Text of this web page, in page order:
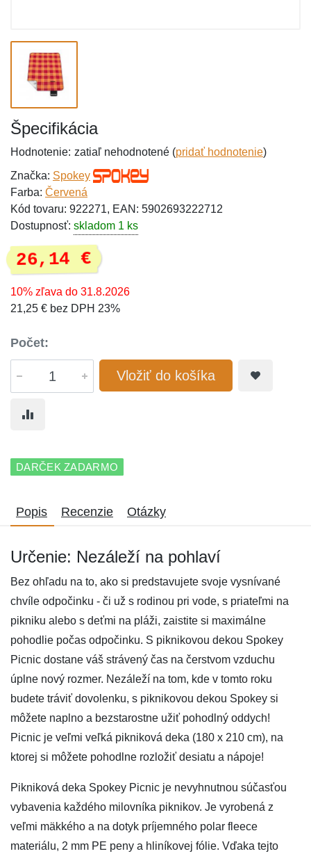
Špecifikácia
Hodnotenie: zatiaľ nehodnotené (pridať hodnotenie)
Značka: Spokey
Farba: Červená
Kód tovaru: 922271, EAN: 5902693222712
Dostupnosť: skladom 1 ks
26,14 €
10% zľava do 31.8.2026
21,25 € bez DPH 23%
Počet:
Vložiť do košíka
DARČEK ZADARMO
Popis Recenzie Otázky
Určenie: Nezáleží na pohlaví
Bez ohľadu na to, ako si predstavujete svoje vysnívané
chvíle odpočinku - či už s rodinou pri vode, s priateľmi na
pikniku alebo s deťmi na pláži, zaistite si maximálne
pohodlie počas odpočinku. S piknikovou dekou Spokey
Picnic dostane váš strávený čas na čerstvom vzduchu
úplne nový rozmer. Nezáleží na tom, kde v tomto roku
budete tráviť dovolenku, s piknikovou dekou Spokey si
môžete naplno a bezstarostne užiť pohodlný oddych!
Picnic je veľmi veľká pikniková deka (180 x 210 cm), na
ktorej si môžete pohodlne rozložiť desiatu a nápoje!
Pikniková deka Spokey Picnic je nevyhnutnou súčasťou
vybavenia každého milovníka piknikov. Je vyrobená z
veľmi mäkkého a na dotyk príjemného polar fleece
materiálu, 2 mm PE peny a hliníkovej fólie. Vďaka tejto